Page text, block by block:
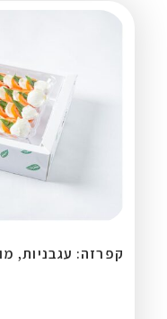
קפרזה: עגבניות,